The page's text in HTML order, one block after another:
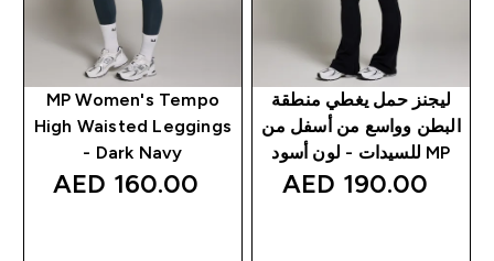
ليجنز حمل يغطي منطقة
البطن وواسع من أسفل من
MP للسيدات - لون أسود
190.00 AED‎
MP Women's Tempo
High Waisted Leggings
- Dark Navy
160.00 AED‎